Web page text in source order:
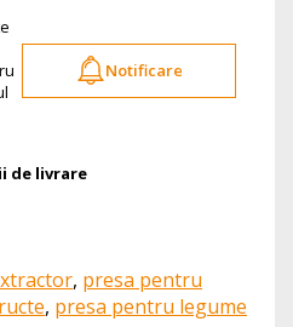
Notificare
de livrare
, presa pentru
, presa pentru legume